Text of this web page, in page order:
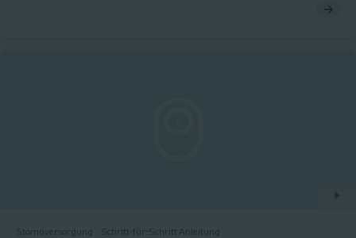
Stomaversorgung Schritt-für-Schritt Anleitung